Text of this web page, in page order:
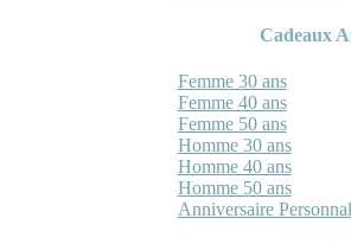
Cadeaux
Femme 30 ans
Femme 40 ans
Femme 50 ans
Homme 30 ans
Homme 40 ans
Homme 50 ans
Anniversaire